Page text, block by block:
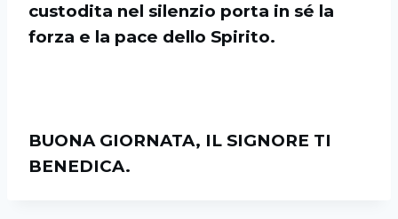
custodita nel silenzio porta in sé la
forza e la pace dello Spirito.
BUONA GIORNATA, IL SIGNORE TI
BENEDICA.